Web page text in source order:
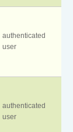
authenticated
user
authenticated
user